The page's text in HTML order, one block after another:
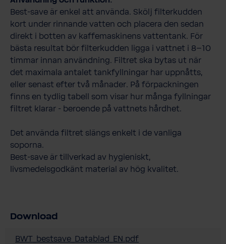
Best-save är enkel att använda. Skölj filterkudden
kort under rinnande vatten och placera den sedan
direkt i botten av kaffemaskinens vattentank. För
bästa resultat bör filterkudden ligga i vattnet i 8–10
timmar innan användning. Filtret ska bytas ut när
det maximala antalet tankfyllningar har uppnåtts,
eller senast efter två månader. På förpackningen
finns en tydlig tabell som visar hur många fyllningar
filtret klarar - beroende på vattnets hårdhet.
Det använda filtret slängs enkelt i de vanliga
soporna.
Best-save är tillverkad av hygieniskt,
livsmedelsgodkänt material av hög kvalitet.
Download
BWT_bestsave_Datablad_EN.pdf